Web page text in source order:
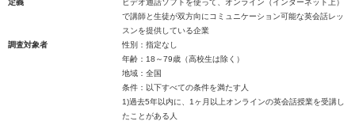
定義
ビデオ通話ソフトを使って、オンライン（インターネット上）
で講師と生徒が双方向にコミュニケーション可能な英会話レッ
スンを提供している企業
調査対象者
性別：指定なし
年齢：18～79歳（高校生は除く）
地域：全国
条件：以下すべての条件を満たす人
1)過去5年以内に、1ヶ月以上オンラインの英会話授業を受講し
たことがある人